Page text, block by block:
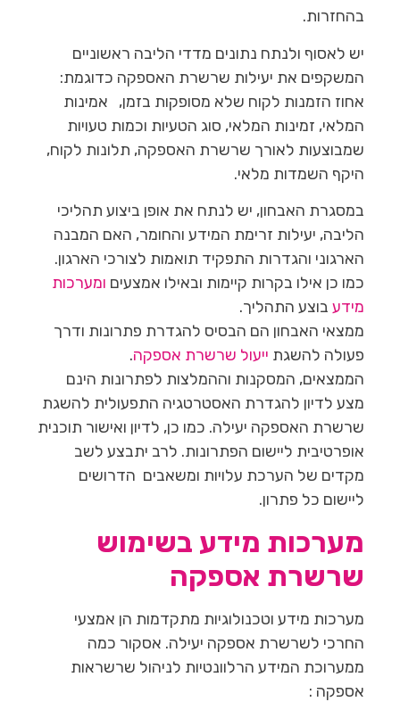
בהחזרות.
יש לאסוף ולנתח נתונים מדדי הליבה ראשוניים
המשקפים את יעילות שרשרת האספקה כדוגמת:
אחוז הזמנות לקוח שלא מסופקות בזמן, אמינות
המלאי, זמינות המלאי, סוג הטעיות וכמות טעויות
שמבוצעות לאורך שרשרת האספקה, תלונות לקוח,
היקף השמדות מלאי.
במסגרת האבחון, יש לנתח את אופן ביצוע תהליכי
הליבה, יעילות זרימת המידע והחומר, האם המבנה
הארגוני והגדרות התפקיד תואמות לצורכי הארגון.
כמו כן אילו בקרות קיימות ובאילו אמצעים ומערכות
מידע בוצע התהליך.
ממצאי האבחון הם הבסיס להגדרת פתרונות ודרך
פעולה להשגת ייעול שרשרת אספקה.
הממצאים, המסקנות וההמלצות לפתרונות הינם
מצע לדיון להגדרת האסטרטגיה התפעולית להשגת
שרשרת האספקה יעילה. כמו כן, לדיון ואישור תוכנית
אופרטיבית ליישום הפתרונות. לרב יתבצע לשב
מקדים של הערכת עלויות ומשאבים הדרושים
ליישום כל פתרון.
מערכות מידע בשימוש
שרשרת אספקה
מערכות מידע וטכנולוגיות מתקדמות הן אמצעי
החרכי לשרשרת אספקה יעילה. אסקור כמה
ממערוכת המידע הרלוונטיות לניהול שרשראות
אספקה :